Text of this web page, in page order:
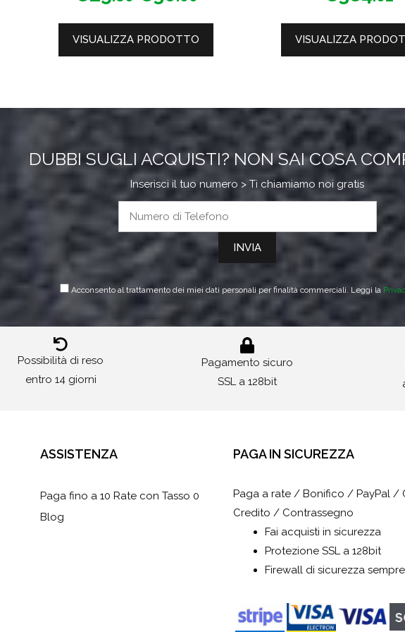
da
VISUALIZZA PRODOTTO VISUALIZZA
DUBBI SUGLI ACQUISTI? NON SAI COSA
Inserisci il tuo numero > Ti chiamiamo noi gratis
Acconsento al trattamento dei miei dati personali per finalità commerciali. Leggi la
Possibilità di reso
entro 14 giorni
Pagamento sicuro
SSL a 128bit
ASSISTENZA
Paga fino a 10 Rate con Tasso 0
Blog
PAGA IN SICUREZZA
Paga a rate / Bonifico / PayPal /
Credito / Contrassegno
Fai acquisti in sicurezza
Protezione SSL a 128bit
Firewall di sicurezza